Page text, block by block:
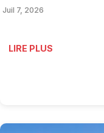
Juil 7, 2026
LIRE PLUS